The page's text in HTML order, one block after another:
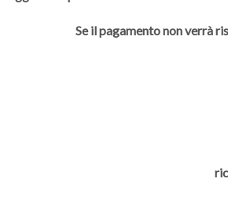
Se il pagamento non verrà